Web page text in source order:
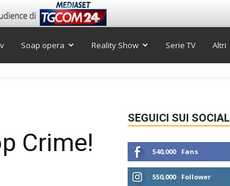
Soap opera Reality Show Serie TV Altri
Crime!
SEGUICI SUI SOCIAL
540,000 Fans
550,000 Follower